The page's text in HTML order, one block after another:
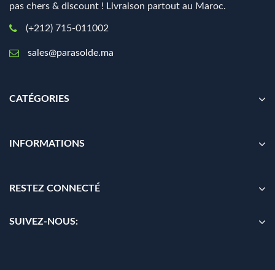
pas chers & discount ! Livraison partout au Maroc.
(+212) 715-011002
sales@parasolde.ma
CATÉGORIES
INFORMATIONS
RESTEZ CONNECTÉ
SUIVEZ-NOUS: